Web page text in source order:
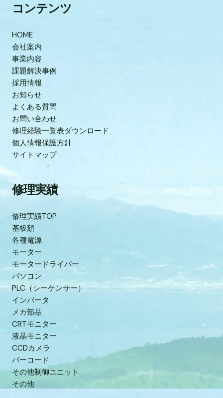
コンテンツ
HOME
会社案内
事業内容
課題解決事例
採用情報
お知らせ
よくある質問
お問い合わせ
修理経験一覧表ダウンロード
個人情報保護方針
サイトマップ
修理実績
修理実績TOP
基板類
各種電源
モーター
モータードライバー
パソコン
PLC（シーケンサー）
インバータ
メカ部品
CRTモニター
液晶モニター
CCDカメラ
バーコード
その他制御ユニット
その他